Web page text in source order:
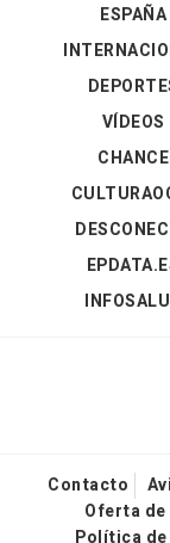
ESPAÑA
VÍDEOS
CHANCE
Contacto
Oferta